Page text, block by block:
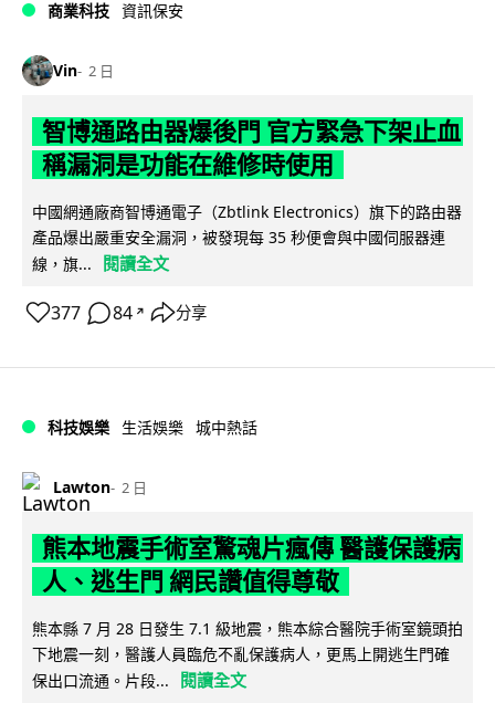
商業科技 資訊保安
Vin 2 日
智博通路由器爆後門 官方緊急下架止血
稱漏洞是功能在維修時使用
中國網通廠商智博通電子（Zbtlink Electronics）旗下的路由器
產品爆出嚴重安全漏洞，被發現每 35 秒便會與中國伺服器連
線，旗...
閱讀全文
377 84 ↗ 分享
科技娛樂 生活娛樂 城中熱話
Lawton 2 日
熊本地震手術室驚魂片瘋傳 醫護保護病
人、逃生門 網民讚值得尊敬
熊本縣 7 月 28 日發生 7.1 級地震，熊本綜合醫院手術室鏡頭拍
下地震一刻，醫護人員臨危不亂保護病人，更馬上開逃生門確
保出口流通。片段...
閱讀全文